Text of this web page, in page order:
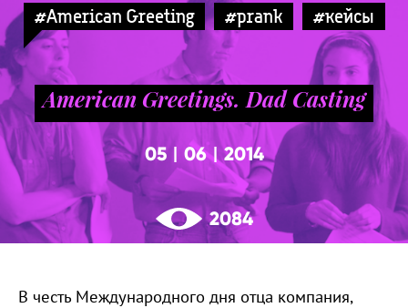
#American Greeting #prank #кейсы
American Greetings. Dad Casting
05 06| 2014
2084
В честь Международного дня отца компания,